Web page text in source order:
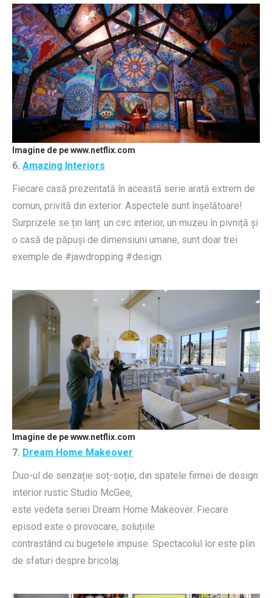
Imagine de pe www.netflix.com
6. Amazing Interiors
Fiecare casă prezentată în această serie arată extrem de
comun, privită din exterior. Aspectele sunt înșelătoare!
Surprizele se țin lanț: un circ interior, un muzeu în pivniță și
o casă de păpuși de dimensiuni umane, sunt doar trei
exemple de #jawdropping #design.
Imagine de pe www.netflix.com
7. Dream Home Makeover
Duo-ul de senzație soț-soție, din spatele firmei de design
interior rustic Studio McGee,
este vedeta seriei Dream Home Makeover. Fiecare
episod este o provocare, soluțiile
contrastând cu bugetele impuse. Spectacolul lor este plin
de sfaturi despre bricolaj.